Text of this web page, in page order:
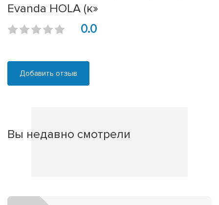
Evanda HOLA (к»
0.0
Добавить отзыв
Вы недавно смотрели